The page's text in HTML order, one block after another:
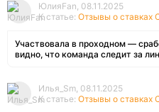
ЮлияFan, 08.11.2025
К статье: Отзывы о ставках
Участвовала в проходном —
видно, что команда следит за
Илья_Sm, 08.11.2025
К статье: Отзывы о ставках